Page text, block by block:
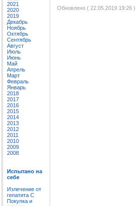
2021
2020
2019
Декабрь
Ноябрь
Октябрь
Сентябрь
Август
Июль
Июнь
Май
Апрель
Март
Февраль
Январь
2018
2017
2016
2015
2014
2013
2012
2011
2010
2009
2008
Испытано на
себе
Излечение от
гепатита C
Покупка и
Обновлено ( 22.05.2019 19:26 )